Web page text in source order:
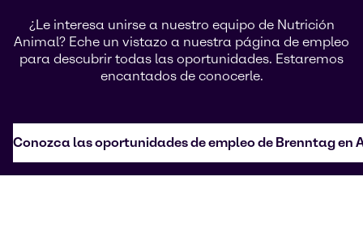
¿Le interesa unirse a nuestro equipo de Nutrición
Animal? Eche un vistazo a nuestra página de empleo
para descubrir todas las oportunidades. Estaremos
encantados de conocerle.
Conozca las oportunidades de empleo de Brenntag en